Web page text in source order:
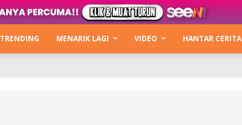
TRENDING MENARIK LAGI VIDEO HANTAR CERITA